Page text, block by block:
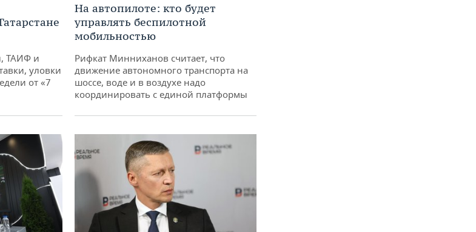
ТАИФ и
уловки
от «7
На автопилоте: кто будет
управлять беспилотной
мобильностью
Рифкат Минниханов считает, что
движение автономного транспорта на
шоссе, воде и в воздухе надо
координировать с единой платформы